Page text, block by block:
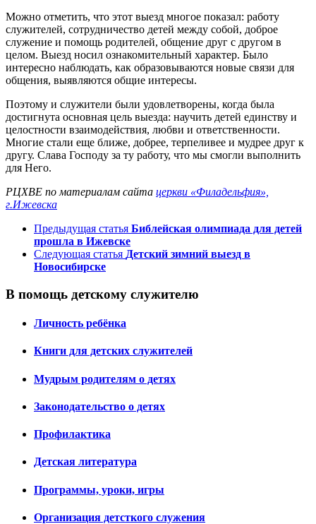
Можно отметить, что этот выезд многое показал: работу
служителей, сотрудничество детей между собой, доброе
служение и помощь родителей, общение друг с другом в
целом. Выезд носил ознакомительный характер. Было
интересно наблюдать, как образовываются новые связи для
общения, выявляются общие интересы.
Поэтому и служители были удовлетворены, когда была
достигнута основная цель выезда: научить детей единству и
целостности взаимодействия, любви и ответственности.
Многие стали еще ближе, добрее, терпеливее и мудрее друг к
другу. Слава Господу за ту работу, что мы смогли выполнить
для Него.
РЦХВЕ по материалам сайта церкви «Филадельфия»,
г.Ижевска
Предыдущая статья Библейская олимпиада для детей
прошла в Ижевске
Следующая статья Детский зимний выезд в
Новосибирске
В помощь детскому служителю
Личность ребёнка
Книги для детских служителей
Мудрым родителям о детях
Законодательство о детях
Профилактика
Детская литература
Программы, уроки, игры
Организация детсткого служения